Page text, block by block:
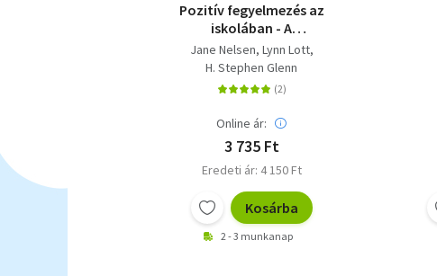
Pozitív fegyelmezés az
iskolában - A
kölcsönös tisztelet, az
együttműködés és a
felelősségteljes
gondolkodás
kialakítása a tanítás
Jane Nelsen Lynn Lott
H. Stephen Glenn
Online ár:
3 735 Ft
Eredeti ár: 4 150 Ft
Kosárba
2 - 3 munkanap